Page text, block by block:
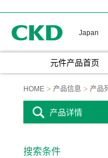
Japan
元件产品首页
HOME 产品信息 产品
产品详情
搜索条件